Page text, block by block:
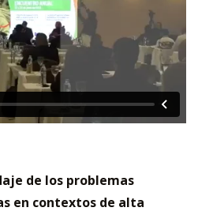
de los problemas
en contextos de alta